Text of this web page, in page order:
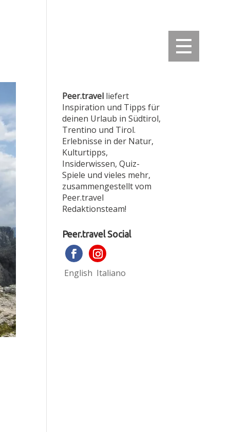
Peer.travelliefert
Inspiration und Tipps für
deinen Urlaub in Südtirol,
Trentino und Tirol.
Erlebnisse in der Natur,
Kulturtipps,
Insiderwissen, Quiz-
Spiele und vieles mehr,
zusammen­gestellt vom
Peer.travel
Redaktionsteam!
Peer.travel Social
English Italiano